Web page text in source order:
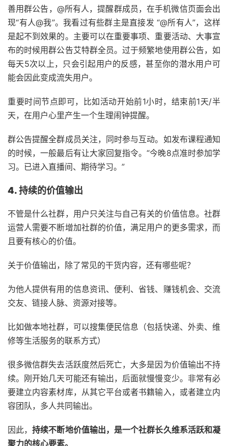
善用群公告，@所有人，提醒群成员，在手机微信页面会出
现“有人@我”。我看过有些群主是直接发 “@所有人”，这样
是起不到效果的。主要可以在重要事项、重要活动、大事宣
布的时候用群公告艾特群全员。过于频繁地使用群公告，如
每天5次以上，只会引起用户的反感，甚至你的潜水用户可
能会因此变成流失用户。
重要时间节点即可，比如活动开始前1小时，结束前1天/半
天，在用户心里产生一个生理闹钟提醒。
群公告提醒全群成员关注，同时参与互动。如发布课程通知
的时候，一般最后有让大家回复指令。“今晚8点准时参加学
习。已进入直播间、期待学习。”
4. 持续的价值输出
不管是什么社群，用户只关注与自己有关的价值信息。社群
运营人需要不断增加社群的价值，满足用户的更多需求，而
且要有核心的价值。
关于价值输出，除了常见的干货内容，还有哪些呢？
为他人提供有用的信息资讯、便利、省钱、赚钱机会、交流
交友、链接人脉、资源对接等。
比如做本地社群，可以搜集便民信息（包括快递、外卖、维
修等生活服务的联系方式）
很多微信群失去活跃度然后死亡，大多是因为价值输出不持
续。刚开始几天可能还有输出，后面就慢慢变少。非常有必
要建立内容素材库，从其它平台或者书籍输入，或者建立内
容团队，多人共同输出。
因此，持续不断地价值输出，是一个社群长久维系活跃和凝
聚力的核心要素。